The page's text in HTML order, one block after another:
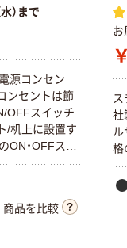
）まで
源コンセン
ンセントは節
OFFスイッチ
/机上に設置す
・OFFスイ
コンセントは
付き。
商品を比較
お
社
ル
格